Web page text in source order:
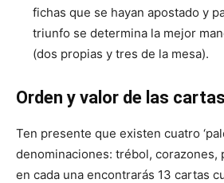
fichas que se hayan apostado y
triunfo se determina la mejor
(dos propias y tres de la mesa).
Orden y valor de las cartas
Ten presente que existen cuatro
denominaciones: trébol, corazones,
en cada una encontrarás 13 cartas